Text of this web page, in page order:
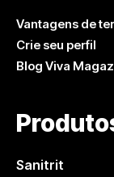
Vantagens de
Crie seu perfil
Blog Viva
Sanitrit